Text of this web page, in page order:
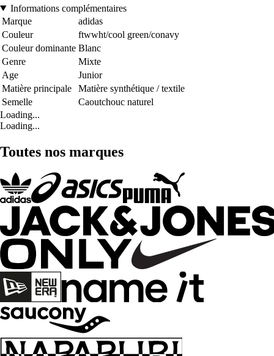
Informations complémentaires
Marque
adidas
Couleur
ftwwht/cool green/conavy
Couleur dominante Blanc
Genre
Mixte
Age
Junior
Matière principale
Matière synthétique / textile
Semelle
Caoutchouc naturel
Loading...
Loading...
Toutes nos marques